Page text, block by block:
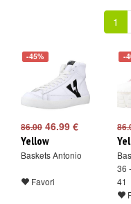
1
-45%
86.00 46.99 €
Yellow
Baskets Antonio
Favori
-
36
41